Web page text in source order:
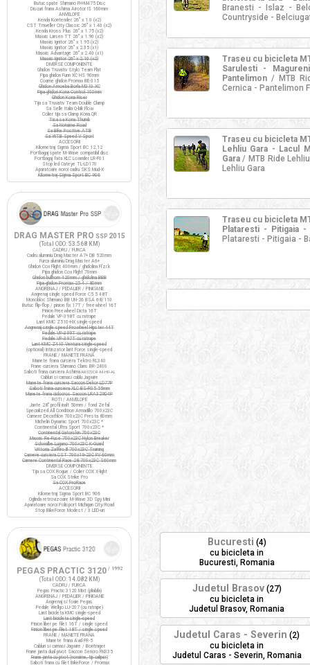
Branesti - Islaz -
Countryside -
Traseu cu bicicleta
Sarulesti -
Pantelimon/ MTB
Cernica - Pantelimon
Traseu cu bicicleta
Lehliu Gara - Lacul
Gara/ MTB Ride
Lehliu Gara
Traseu cu bicicleta
Plataresti - Pitigaia
Plataresti - Pitigaia -
Bucuresti (4)
cu bicicleta in
Bucuresti, Romania
Judetul Brasov(27)
cu bicicleta in
Judetul Brasov, Romania
Judetul Caras - Severin (2)
cu bicicleta in
Judetul Caras - Severin, Romania
Butuc spate Shimano FH-M475 Disc
Discuri frana Ashima Airotor IS 160mm
ANVELOPE
Kenda Kontender 26" x 1.0 (x2)
CST Traveller City Classic 26" x 1.40 (x2)
Kenda Kross Plus 26" x 1.75 (x2)
Maxxis Larsen TT 26" x 1.90 (x2)
Maxxis Ignitor 26" x 1.95 (x2)
Maxxis Ignitor 26" x 2.35 (x1)
Maxxis Advantage 26" x 2.40 (x1)
Maxxis Ignitor 26" x 2.10 (x2)
DIVERSE COMPONENTE
Ghidon Truvativ Stylo Team Flat
Pipa ghidon Funn XC HS 90mm
Coarne ghidon Promax BE-315
Ghidon Amoeba Borla M310 XC
Pipa ghidon Kona Control 100mm
Ghidon Kona Riser
Tija sa Truvativ Team Double Clamp
Sa Selle Italia Q-bik Flow
Colier tija sa Clamp Kona QR
Tisa sa Kona Thumb
Sa Noname Road
Sa Bike Positive ATB
Sa WTB Speed V Sport
ACCESORII
Kilometraj Sigma Sport BC 12.12
Portbagaj spate M-Wave compatibil disc
Portbagaj fata XLC Lowrider LR-F01
Stop led Cateye TL-LD170
Aparatoare noroi cadru SKS Mud-X
Kilometraj Sigma Sport BC 906
DRAG MASTER PRO SSP 2015
(Total ODO: 53.568 KM )
CADRU / FURCA
Cadru aluminiu Drag Master A7+ DB 520mm
Furca aluminiu Drag Master A6+
Ghidon Cox Flight 400mm / ghidolina Fi'zi:k
Pipa ghidon Cox Flight 70mm
Ghidon bullhorn 420mm / ghidolina BBB
Pipa ghidon Promax 25.4 / 80mm
ANGRENAJ / PEDALIER / PINIOANE
Angrenaj single speed Force C5.5 48T
Monobloc Shimano BB UN-26 BSA 68/110
Butuc flip-flop / pinion fix 17T / freewheel 16T
Pinion Freewheel Dicta 16T
Pedale VP-398T cu ratrape
Lant KMC Z510-HX single-speed
Angrenaj single speed Prowheel Hipster 44T
Pedale VP-399T cu ratrape
Pedale VP-397T cu ratrape
Lant KMC Z410 Ventura single-speed
(optional) Intinzator lant Force single-speed
FRANE / MANETE FRANA
Manete frana cursiera Tektro RL340
Frane cursiera Shimano Claris BR-2400
Saboti frana cursiera AshimaARS72CR-M-HU-AL
Cabluri si camasi cablu Jagwire
Manete frana cursiera Saccon Dekor LD77P
Saboti frana cursiera XLC BS-R05 55mm
Manete frana ciclocros Saccon LRA329D4P
ROTI / ANVELOPE
Jante 28" profil inalt 50mm / fond Zefal
Specialized All Condition Armadillo 700x23C
Camere Decathlon 700x23C Presta 80mm
Michelin Dynamic Sport 700x23C *
Continental Ultra Sport 700x23C *
Continental Gatorskin 700x23C
Maxxis Re-Fuse 700x23C Nylon Breaker
Schwalbe Lugano 700x23C K-Guard
Vittoria Zaffiro III 700x23C Training
Camere cursiera CST 700x19-23C FV 60mm
Camere Continental Race 28 700x23C S60mm
DIVERSE COMPONENTE
Tija sa COX Rogue / Colier COX X-light
Sa COX Strike Pro
Sa COX ProRace
ACCESORII
Kilometraj Sigma Sport BC 906
Oglinda retrovizoare M-Wave 3D Spy Mini
Aparatoare noroi Polisport Michigan City/Road
Stop BikeForce Modest / 3 LED-uri
PEGAS PRACTIC 3120/ 1992
(Total ODO: 14.082 KM )
CADRU / FURCA
Pegas Practic 3120 Mixt (pliabila)
ANGRENAJ / PEDALIER / PINIOANE
Angrenaj si foaie Pegas
Pedale Wellgo LU-207 (cu ratrape)
Lant bicicleta KMC single-speed
Lant bicicleta single-speed
Pinion liber pe filet 16T / single speed
Pinion liber pe filet 18T / single speed
FRANE / MANETE FRANA
Manete frana Avid FR-5
Cabluri si camasi Jagwire / Bontrager
Frane janta dual pivot Saccon Sencro FN335
Frane janta cu pivot (noname, tip caliper)
Saboti frana cu filet BikeForce / Promax